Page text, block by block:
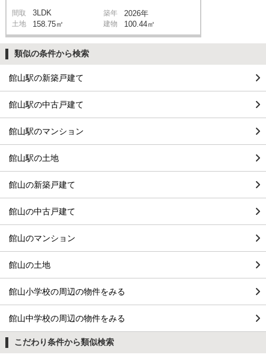
間取 3LDK 築年 2026年
土地 158.75㎡ 建物 100.44㎡
類似の条件から検索
館山駅の新築戸建て
館山駅の中古戸建て
館山駅のマンション
館山駅の土地
館山の新築戸建て
館山の中古戸建て
館山のマンション
館山の土地
館山小学校の周辺の物件をみる
館山中学校の周辺の物件をみる
こだわり条件から類似検索